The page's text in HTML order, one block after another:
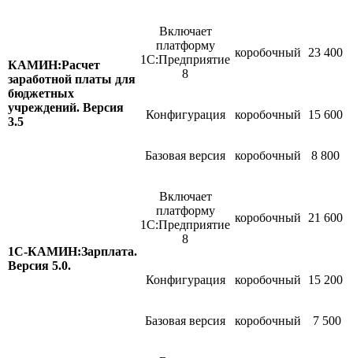
КАМИН:Расчет
заработной платы для
бюджетных
учреждений. Версия
3.5
Включает
платформу
1С:Предприятие
8
коробочный 23 400
Конфигурация коробочный 15 600
Базовая версия коробочный 8 800
1С-КАМИН:Зарплата.
Версия 5.0.
Включает
платформу
1С:Предприятие
8
коробочный 21 600
Конфигурация коробочный 15 200
Базовая версия коробочный 7 500